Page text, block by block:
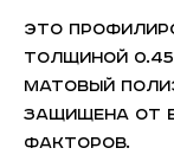
Это
толщиной
матовый
защищена от
факторов.